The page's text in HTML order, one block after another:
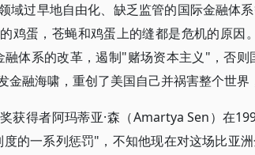
域过早地自由化、缺乏监管的国际金融体
鸡蛋，苍蝇和鸡蛋上的缝都是危机的原因
融体系的改革，遏制"赌场资本主义"，否
金融海啸，重创了美国自己并祸害整个世界
获得者阿玛蒂亚·森（Amartya Sen）在
的一系列惩罚"，不知他现在对这场比亚